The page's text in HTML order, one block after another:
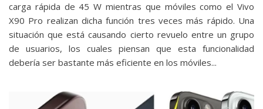
carga rápida de 45 W mientras que móviles como el Vivo
X90 Pro realizan dicha función tres veces más rápido. Una
situación que está causando cierto revuelo entre un grupo
de usuarios, los cuales piensan que esta funcionalidad
debería ser bastante más eficiente en los móviles...